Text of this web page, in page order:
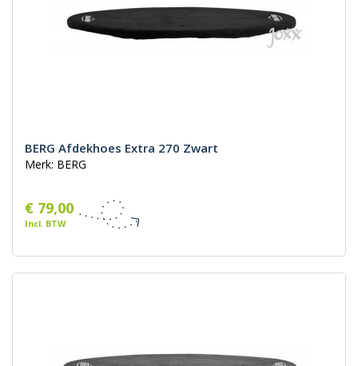
BERG Afdekhoes Extra 270 Zwart
Merk: BERG
€ 79,00
Incl. BTW